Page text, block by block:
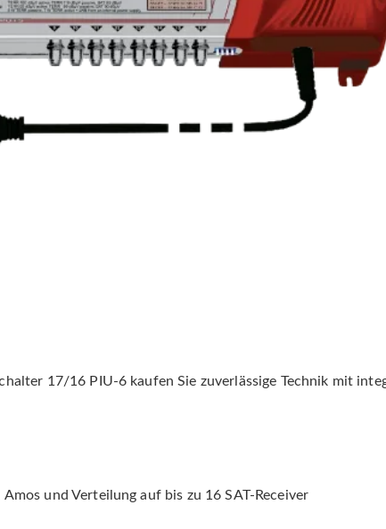
17/16 PIU-6 kaufen Sie zuverlässige Technik mit
und Verteilung auf bis zu 16 SAT-Receiver